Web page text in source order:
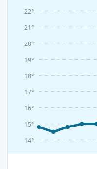
14°
15°
16°
17°
18°
19°
20°
21°
22°